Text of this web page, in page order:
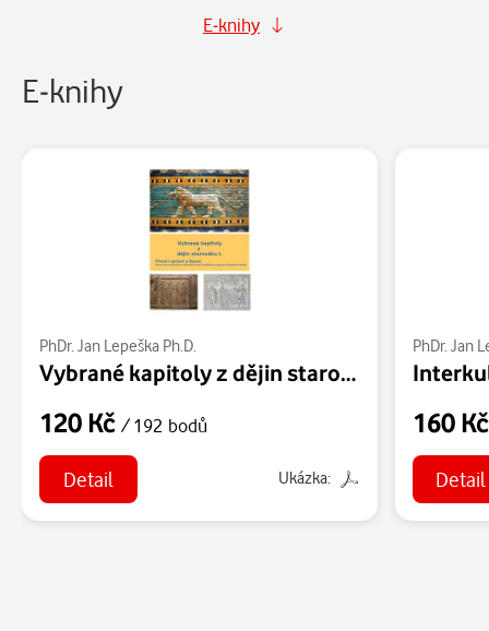
E-knihy
E-knihy
PhDr. Jan Lepeška Ph.D.
Vybrané kapitoly z dějin starověku I.
120 Kč / 192 bodů
Detail Ukázka:
PhDr. Jan
160
Detail